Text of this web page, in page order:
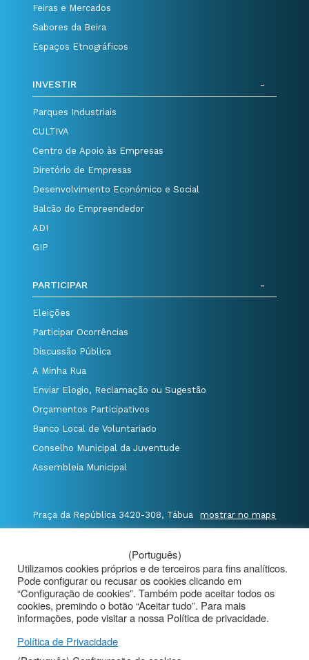
Feiras e Mercados
Sabores da Beira
Espaços Etnográficos
INVESTIR
Parques Industriais
CULTIVA
Centro de Apoio às Empresas
Diretório de Empresas
Desenvolvimento Económico e Social
Balcão do Empreendedor
ADI
GIP
PARTICIPAR
Eleições
Participar Ocorrências
Discussão Pública
A Minha Rua
Enviar Elogio, Reclamação ou Sugestão
Orçamentos Participativos
Banco Local de Voluntariado
Conselho Municipal da Juventude
Assembleia Municipal
Praça da República 3420-308, Tábua mostrar no maps
E. geral@cm-tabua.pt
@Município de Tábua | Mapa do Portal
|
Politica de Privacidade
|
Aviso de Privacidade - Videovigilância
(Português)
Utilizamos cookies próprios e de terceiros para fins analíticos.
Pode configurar ou recusar os cookies clicando em
“Configuração de cookies”. Também pode aceitar todos os
cookies, premindo o botão “Aceitar tudo”. Para mais
informações, pode visitar a nossa Política de privacidade.
Política de Privacidade